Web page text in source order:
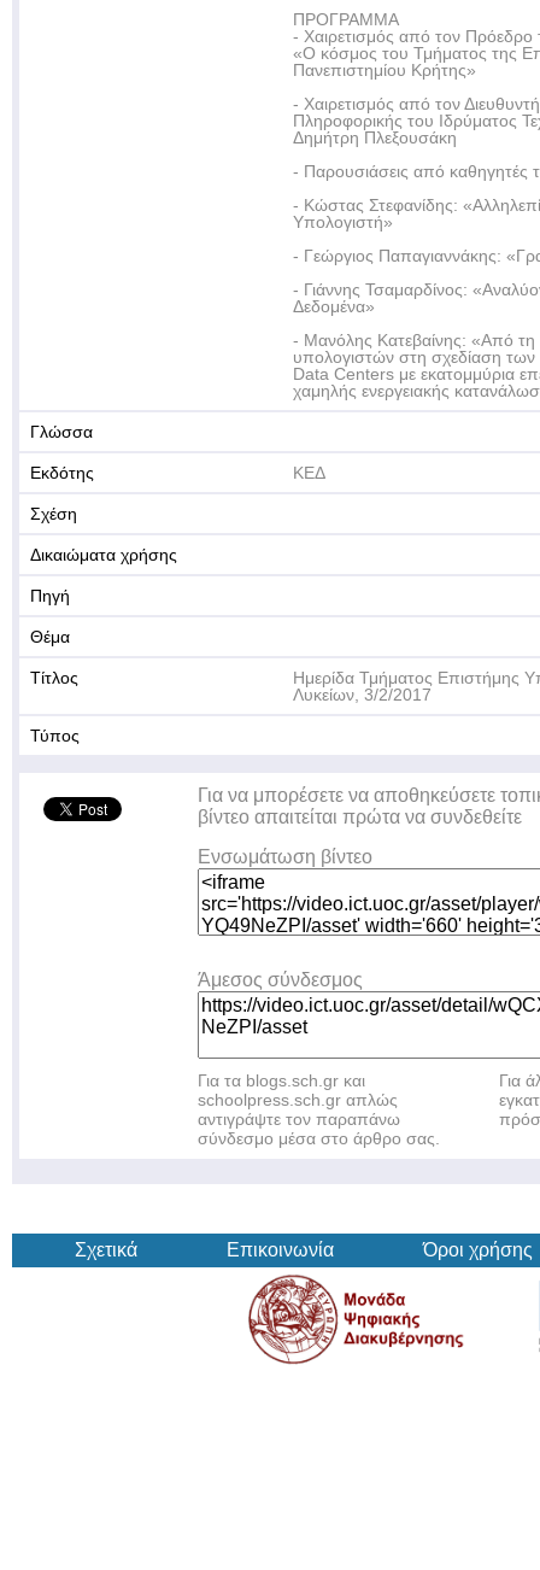
ΠΡΟΓΡΑΜΜΑ
- Χαιρετισμός από τον
«Ο κόσμος του Τμήματος της
Πανεπιστημίου Κρήτης»
- Χαιρετισμός από τον
Πληροφορικής του Ιδρύματος
Δημήτρη Πλεξουσάκη
- Παρουσιάσεις από καθηγητές
- Κώστας Στεφανίδης:
Υπολογιστή»
- Γεώργιος Παπαγιαννάκης:
- Γιάννης Τσαμαρδίνος:
Δεδομένα»
- Μανόλης Κατεβαίνης: «Από
υπολογιστών στη σχεδίαση
Data Centers με εκατομμύρια
χαμηλής ενεργειακής
Γλώσσα
Εκδότης ΚΕΔ
Σχέση
Δικαιώματα χρήσης
Πηγή
Θέμα
Τίτλος
Ημερίδα Τμήματος Επιστήμης
Λυκείων, 3/2/2017
Τύπος
Για να μπορέσετε να αποθηκεύσετε
βίντεο απαιτείται πρώτα να συνδεθείτε
Ενσωμάτωση βίντεο
Άμεσος σύνδεσμος
Για τα blogs.sch.gr και
schoolpress.sch.gr απλώς
αντιγράψτε τον παραπάνω
σύνδεσμο μέσα στο άρθρο σας.
Για
Σχετικά Επικοινωνία Όροι χρήσης